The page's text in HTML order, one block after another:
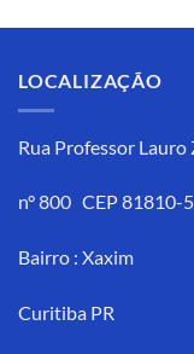
LOCALIZAÇÃO
Rua Professor Lauro
n° 800 CEP 81810-
Bairro : Xaxim
Curitiba PR